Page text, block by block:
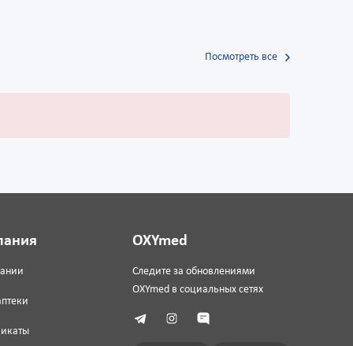
Посмотреть все
OXYmed
Следите за обновлениями
OXYmed в социальных сетях